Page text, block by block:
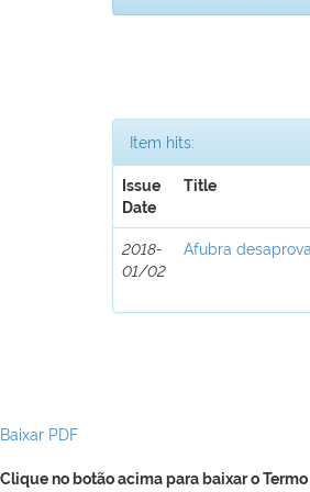
Item hits:
Issue
Date
Title
2018-
01/02
Afubra
Baixar PDF
Clique no botão acima para baixar o